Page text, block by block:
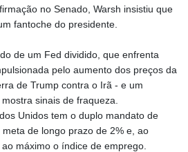
KWD 0.30959
KYD 0.833171
LAK
22589.41952
LBP
89528.70601
LKR 335.825291
LRD 180.459725
LSL 16.307022
no Senado, Warsh insistiu que
fantoche do presidente.
de um Fed dividido, que enfrenta
pelo aumento dos preços da
de Trump contra o Irã - e um
sinais de fraqueza.
Unidos tem o duplo mandato de
de longo prazo de 2% e, ao
máximo o índice de emprego.